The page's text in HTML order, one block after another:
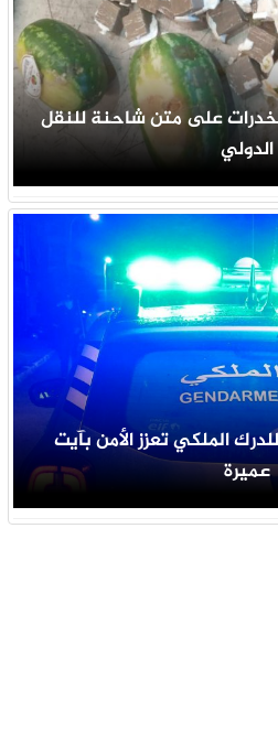
على متن شاحنة للنقل
الدولي
الملكي تعزز الأمن بآيت
عميرة